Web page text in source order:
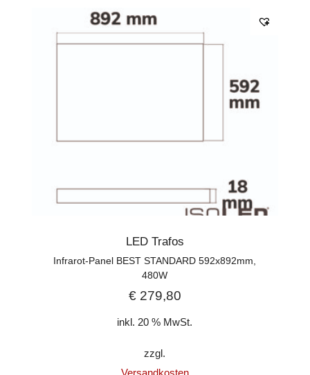
LED Trafos
Infrarot-Panel BEST STANDARD 592x892mm,
480W
€279,80
inkl. 20 % MwSt.
zzgl.